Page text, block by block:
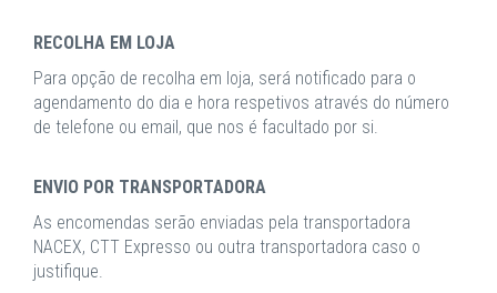
RECOLHA EM LOJA
Para opção de recolha em loja, será notificado para o
agendamento do dia e hora respetivos através do número
de telefone ou email, que nos é facultado por si.
ENVIO POR TRANSPORTADORA
As encomendas serão enviadas pela transportadora
NACEX, CTT Expresso ou outra transportadora caso o
justifique.